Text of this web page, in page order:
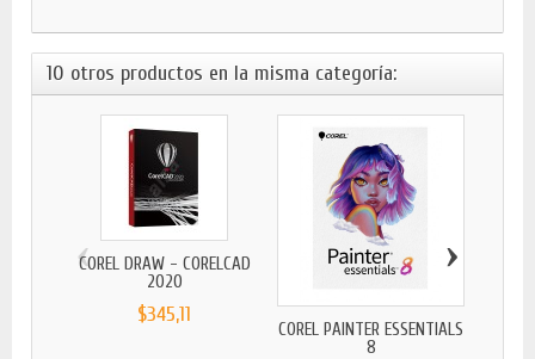
10 otros productos en la misma categoría:
COREL DRAW - CORELCAD
2020
$345,11
COREL PAINTER ESSENTIALS
8
‹ ›